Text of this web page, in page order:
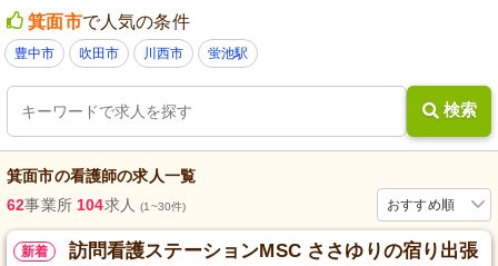
箕面市で人気の条件
豊中市 吹田市 川西市 蛍池駅
検索
箕面市の看護師の求人一覧
おすすめ順
62事業所 104求人(1~30件)
新着
訪問看護ステーションMSC ささゆりの宿り出張